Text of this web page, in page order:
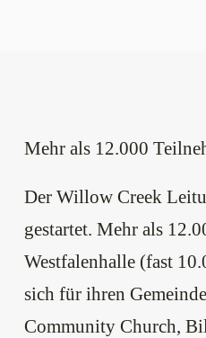
Mehr als 12.000
Der Willow Creek
gestartet. Mehr als
Westfalenhalle (fast
sich für ihren
Community Church,